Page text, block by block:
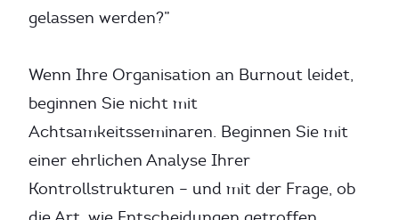
gelassen werden?”
Wenn Ihre Organisation an Burnout leidet,
beginnen Sie nicht mit
Achtsamkeitsseminaren. Beginnen Sie mit
einer ehrlichen Analyse Ihrer
Kontrollstrukturen – und mit der Frage, ob